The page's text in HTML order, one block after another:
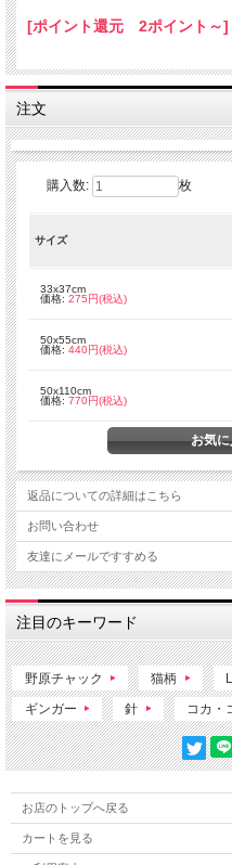
・50 x 110 cm の商品
在庫状況によっては50x110cm単位
数量 １ ＝ 50 cm ( 50 x 110 cm )
数量 ３ ＝ 1.5 m ( 150 x 110 cm )
[ポイント還元 2ポイント～]
注文
購入数: 枚
サイズ
33x37cm
価格: 275円(税込)
50x55cm
価格: 440円(税込)
50x110cm
価格: 770円(税込)
返品についての詳細はこちら
お問い合わせ
友達にメールですすめる
注目のキーワード
野原チャック 猫柄
ギンガー 針 コカ・
お店のトップへ戻る
カートを見る